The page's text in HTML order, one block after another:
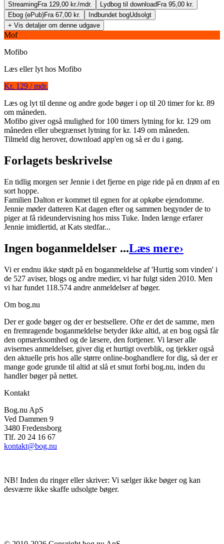
StreamingFra 129,00 kr./mdr. Lydbog til download Fra 95,00 kr.
Ebog (ePub)Fra 67,00 kr. Indbundet bogUdsolgt
+ Vis detaljer om denne udgave
Hurtig som vinden
Forfatter:Patricia Leitch
Oversat af Vivi Berendt
Indlæst af Winni Ellegaard Nielsen
Forlag: Lindhardt og Ringhof
Udgivet: 29. oktober 2023
Mof
Mofibo
Læs eller lyt hos Mofibo
Kr. 129 / mdr.
Læs og lyt til denne og andre gode bøger i op til 20 timer for kr. 89
om måneden.
Mofibo giver også mulighed for 100 timers lytning for kr. 129 om
måneden eller ubegrænset lytning for kr. 149 om måneden.
Tilmeld dig herover, download app'en og så er du i gang.
Forlagets beskrivelse
En tidlig morgen ser Jennie i det fjerne en pige ride på en drøm af en
sort hoppe.
Familien Dalton er kommet til egnen for at opkøbe ejendomme.
Jennie møder datteren Kat dagen efter og sammen begynder de to
piger at få rideundervisning hos miss Tuke. Inden længe erfarer
Jennie imidlertid, at Kats stedfar...
Ingen boganmeldelser ...Læs mere›
Vi er endnu ikke stødt på en boganmeldelse af 'Hurtig som vinden' i
de 527 aviser, blogs og andre medier, vi har fulgt siden 2010. Men
vi har fundet 118.574 andre anmeldelser af bøger.
Om bog.nu
Der er gode bøger og der er bestsellere. Ofte er det de samme, men
en fremragende boganmeldelse betyder ikke altid, at en bog også får
den opmærksomhed og de læsere, den fortjener. Vi læser alle
avisernes anmeldelser, giver dig et hurtigt overblik, og tjekker også
den aktuelle pris hos alle større online-boghandlere for dig, så der er
mange gode grunde til altid at slå et smut forbi bog.nu, inden du
handler bøger på nettet.
Kontakt
Bog.nu ApS
Ved Dammen 9
3480 Fredensborg
Tlf. 20 24 16 67
kontakt@bog.nu
NB! Inden du ringer eller skriver: Vi sælger ikke bøger og kan
desværre ikke skaffe udsolgte bøger.